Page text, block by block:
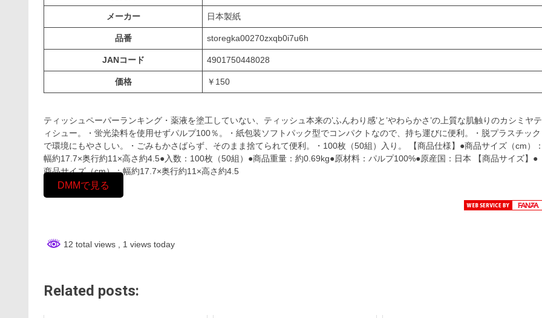
メーカー 日本製紙
品番 storegka00270zxqb0i7u6h
JANコード 4901750448028
価格 ￥150
ティッシュペーパーランキング・薬液を塗工していない、ティッシュ本来の’ふんわり感’と’やわらかさ’の上質な肌触りのカシミヤテ
ィシュー。・蛍光染料を使用せずパルプ100％。・紙包装ソフトパック型でコンパクトなので、持ち運びに便利。・脱プラスチック
で環境にもやさしい。・ごみもかさばらず、そのまま捨てられて便利。・100枚（50組）入り。 【商品仕様】●商品サイズ（cm）：
幅約17.7×奥行約11×高さ約4.5●入数：100枚（50組）●商品重量：約0.69kg●原材料：パルプ100%●原産国：日本 【商品サイズ】●
商品サイズ（cm）：幅約17.7×奥行約11×高さ約4.5
DMMで見る
12 total views , 1 views today
Related posts: